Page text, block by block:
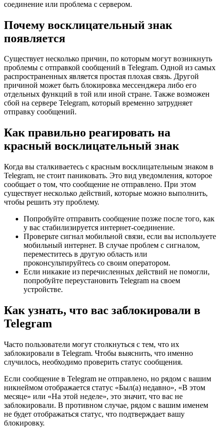
соединение или проблема с сервером.
Почему восклицательный знак
появляется
Существует несколько причин, по которым могут возникнуть
проблемы с отправкой сообщений в Telegram. Одной из самых
распространенных является простая плохая связь. Другой
причиной может быть блокировка мессенджера либо его
отдельных функций в той или иной стране. Также возможен
сбой на сервере Telegram, который временно затрудняет
отправку сообщений.
Как правильно реагировать на
красный восклицательный знак
Когда вы сталкиваетесь с красным восклицательным знаком в
Telegram, не стоит паниковать. Это вид уведомления, которое
сообщает о том, что сообщение не отправлено. При этом
существует несколько действий, которые можно выполнить,
чтобы решить эту проблему.
Попробуйте отправить сообщение позже после того, как
у вас стабилизируется интернет-соединение.
Проверьте сигнал мобильной связи, если вы используете
мобильный интернет. В случае проблем с сигналом,
переместитесь в другую область или
проконсультируйтесь со своим оператором.
Если никакие из перечисленных действий не помогли,
попробуйте переустановить Telegram на своем
устройстве.
Как узнать, что вас заблокировали в
Telegram
Часто пользователи могут столкнуться с тем, что их
заблокировали в Telegram. Чтобы выяснить, что именно
случилось, необходимо проверить статус сообщения.
Если сообщение в Telegram не отправлено, но рядом с вашим
никнеймом отображается статус «Был(а) недавно», «В этом
месяце» или «На этой неделе», это значит, что вас не
заблокировали. В противном случае, рядом с вашим именем
не будет отображаться статус, что подтверждает вашу
блокировку.